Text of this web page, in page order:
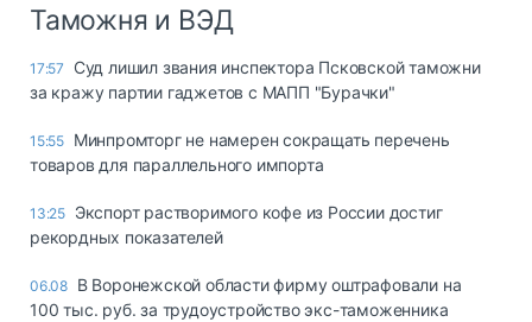
Таможня и ВЭД
17:57
Суд лишил звания инспектора Псковской таможни
за кражу партии гаджетов с МАПП "Бурачки"
15:55 Минпромторг не намерен сокращать перечень
товаров для параллельного импорта
13:25 Экспорт растворимого кофе из России достиг
рекордных показателей
06.08 В Воронежской области фирму оштрафовали на
100 тыс. руб. за трудоустройство экс-таможенника